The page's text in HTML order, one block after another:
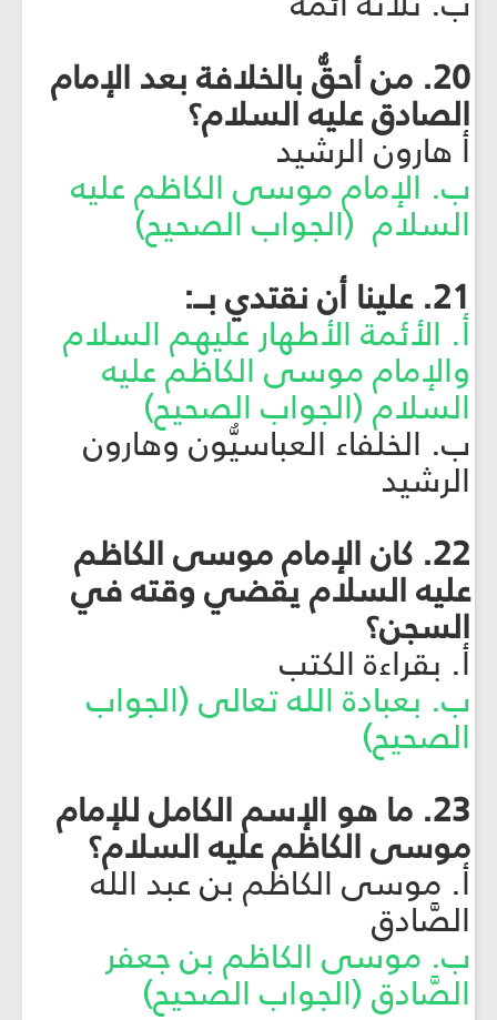
20. من أحقُّ بالخلافة بعد الإمام
الصادق عليه السلام؟
أ هارون الرشيد
ب. الإمام موسى الكاظم عليه
السلام (الجواب الصحيح)
21. علينا أن نقتدي بــ:
أ. الأئمة الأطهار عليهم السلام
والإمام موسى الكاظم عليه
السلام (الجواب الصحيح)
ب. الخلفاء العباسيُّون وهارون
الرشيد
22. كان الإمام موسى الكاظم
عليه السلام يقضي وقته في
السجن؟
أ. بقراءة الكتب
ب. بعبادة الله تعالى (الجواب
الصحيح)
23. ما هو الإسم الكامل للإمام
موسى الكاظم عليه السلام؟
أ. موسى الكاظم بن عبد الله
الصَّادق
ب. موسى الكاظم بن جعفر
الصَّادق (الجواب الصحيح)